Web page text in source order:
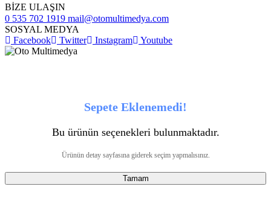
BİZE ULAŞIN
0 535 702 1919 mail@otomultimedya.com
SOSYAL MEDYA
Facebook
Twitter Instagram Youtube
Sepete Eklenemedi!
Bu ürünün seçenekleri bulunmaktadır.
Ürünün detay sayfasına giderek seçim yapmalısınız.
Tamam